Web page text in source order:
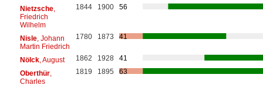
Nietzsche,
Friedrich
Wilhelm
1844 1900 56
Nisle, Johann
Martin Friedrich
1780 1873 41
Nölck, August 1862 1928
41
Oberthür,
Charles
1819 1895 63